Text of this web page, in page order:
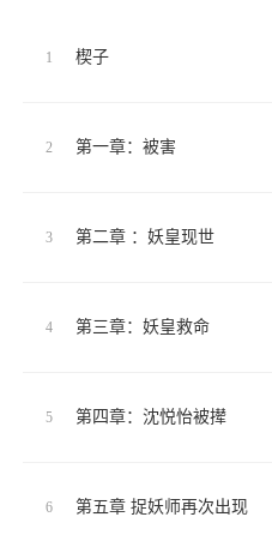
1 楔子
2 第一章：被害
3 第二章 ：妖皇现世
4 第三章：妖皇救命
5 第四章：沈悦怡被撵
6 第五章 捉妖师再次出现